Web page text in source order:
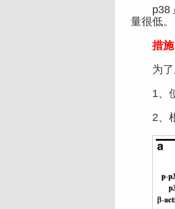
p38 虽
量很低。
措施
为了成
1、使
2、根